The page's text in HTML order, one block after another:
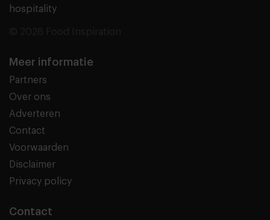
hospitality
Meer informatie
Partners
Over ons
Adverteren
Contact
Voorwaarden
Disclaimer
Privacy policy
Contact